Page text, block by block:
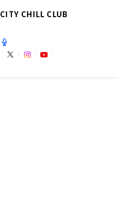
CITY CHILL CLUB